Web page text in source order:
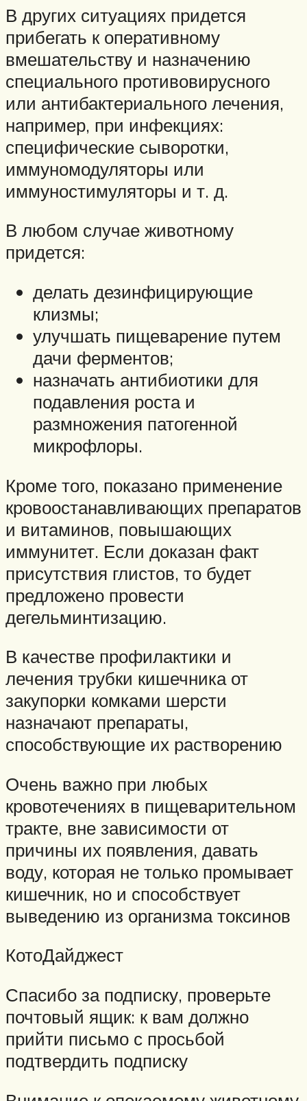
В других ситуациях придется
прибегать к оперативному
вмешательству и назначению
специального противовирусного
или антибактериального лечения,
например, при инфекциях:
специфические сыворотки,
иммуномодуляторы или
иммуностимуляторы и т. д.
В любом случае животному
придется:
делать дезинфицирующие
клизмы;
улучшать пищеварение путем
дачи ферментов;
назначать антибиотики для
подавления роста и
размножения патогенной
микрофлоры.
Кроме того, показано применение
кровоостанавливающих препаратов
и витаминов, повышающих
иммунитет. Если доказан факт
присутствия глистов, то будет
предложено провести
дегельминтизацию.
В качестве профилактики и
лечения трубки кишечника от
закупорки комками шерсти
назначают препараты,
способствующие их растворению
Очень важно при любых
кровотечениях в пищеварительном
тракте, вне зависимости от
причины их появления, давать
воду, которая не только промывает
кишечник, но и способствует
выведению из организма токсинов
КотоДайджест
Спасибо за подписку, проверьте
почтовый ящик: к вам должно
прийти письмо с просьбой
подтвердить подписку